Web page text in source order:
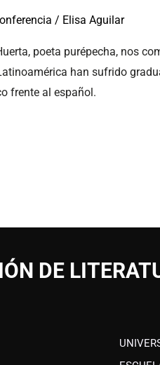
/ Elisa Aguilar
poeta purépecha, nos
han sufrido
frente al español.
DE